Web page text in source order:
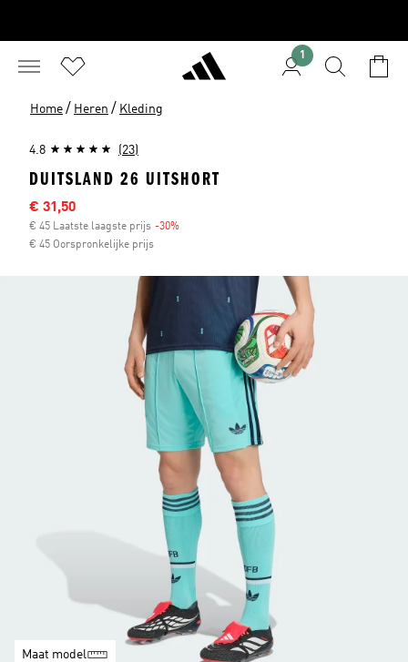
1
Home / Heren / Kleding
4.8 (23)
DUITSLAND 26 UITSHORT
Sale price
€ 31,50
€ 45 Laatste laagste prijs -30%
€ 45 Oorspronkelijke prijs
Maat model